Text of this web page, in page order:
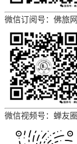
微信订阅号：佛旅网
微信视频号：蝉友圈